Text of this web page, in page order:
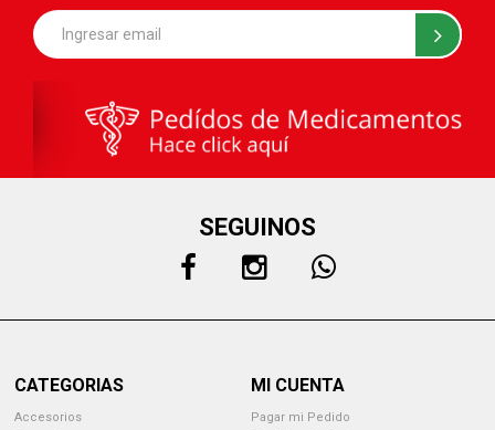
SEGUINOS
CATEGORIAS
Accesorios
MI CUENTA
Pagar mi Pedido